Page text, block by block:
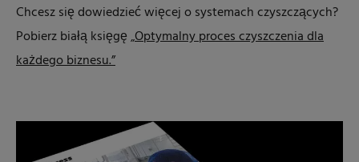
Chcesz się dowiedzieć więcej o systemach czyszczących?
Pobierz białą księgę„Optymalny proces czyszczenia dla
każdego biznesu.”